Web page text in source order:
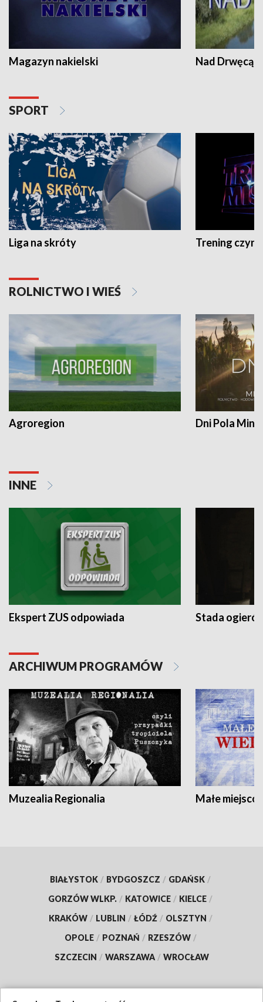
Magazyn nakielski Nad Drwęcą
SPORT
Liga na skróty Trening czyni
ROLNICTWO I WIEŚ
Agroregion Dni Pola
INNE
Ekspert ZUS odpowiada Stada
ARCHIWUM PROGRAMÓW
Muzealia Regionalia Małe
BIAŁYSTOK / BYDGOSZCZ / GDAŃSK /
GORZÓW WLKP. / KATOWICE / KIELCE /
KRAKÓW / LUBLIN / ŁÓDŹ / OLSZTYN /
OPOLE / POZNAŃ / RZESZÓW /
SZCZECIN / WARSZAWA / WROCŁAW